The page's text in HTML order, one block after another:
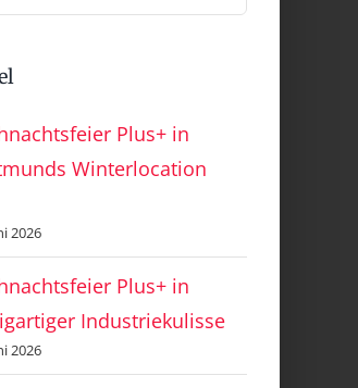
Plus+ in
Winterlocation
2026
Plus+ in
Industriekulisse
2026